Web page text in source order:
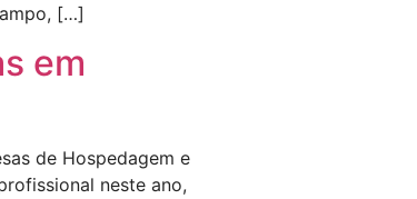
[…]
em
de Hospedagem e
neste ano,